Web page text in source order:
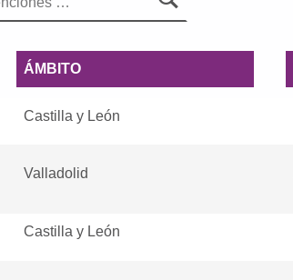
ÁMBITO
Castilla y León
Valladolid
Castilla y León